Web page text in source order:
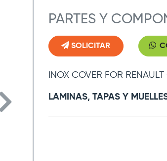
PARTES Y
SOLICITAR
INOX COVER FOR
LAMINAS, TAPAS Y